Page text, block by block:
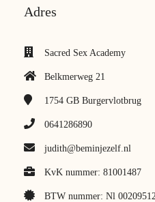
Adres
Sacred Sex Academy
Belkmerweg 21
1754 GB Burgervlotbrug
0641286890
judith@beminjezelf.nl
KvK nummer: 81001487
BTW nummer: Nl